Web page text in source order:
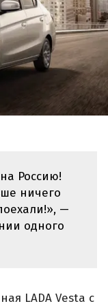
Россию!
ничего
—
одного
LADA Vesta с